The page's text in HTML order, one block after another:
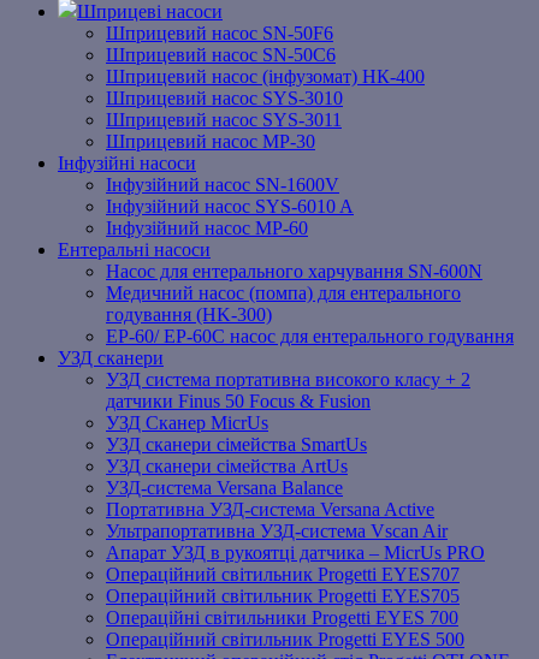
Шприцеві насоси
Шприцевий насос SN-50F6
Шприцевий насос SN-50C6
Шприцевий насос (інфузомат) НК-400
Шприцевий насос SYS-3010
Шприцевий насос SYS-3011
Шприцевий насос MP-30
Інфузійні насоси
Інфузійний насос SN-1600V
Інфузійний насос SYS-6010 A
Інфузійний насос MP-60
Ентеральні насоси
Насос для ентерального харчування SN-600N
Медичний насос (помпа) для ентерального
годування (HK-300)
EP-60/ EP-60C насос для ентерального годування
УЗД сканери
УЗД система портативна високого класу + 2
датчики Finus 50 Focus & Fusion
УЗД Сканер MicrUs
УЗД сканери сімейства SmartUs
УЗД сканери сімейства ArtUs
УЗД-система Versana Balance
Портативна УЗД-система Versana Active
Ультрапортативна УЗД-система Vscan Air
Апарат УЗД в рукоятці датчика – MicrUs PRO
Операційний світильник Progetti EYES707
Операційний світильник Progetti EYES705
Операційні світильники Progetti EYES 700
Операційний світильник Progetti EYES 500